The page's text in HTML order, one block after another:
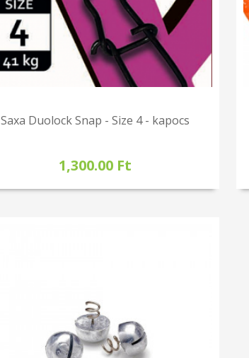
Saxa Duolock Snap - Size 4 - kapocs
1,300.00 Ft